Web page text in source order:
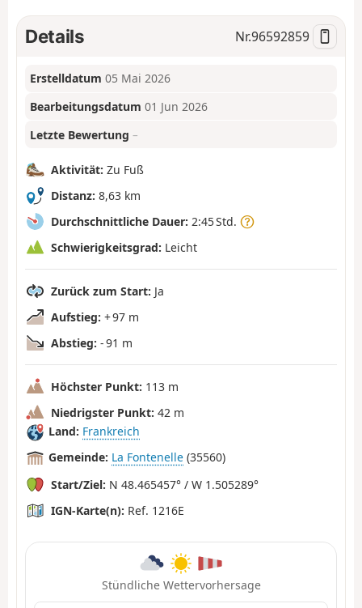
Details Nr.96592859
Erstelldatum 05 Mai 2026
Bearbeitungsdatum 01 Jun 2026
Letzte Bewertung –
Aktivität: Zu Fuß
Distanz: 8,63 km
Durchschnittliche Dauer: 2:45 Std.
Schwierigkeitsgrad: Leicht
Zurück zum Start: Ja
Aufstieg: + 97 m
Abstieg: - 91 m
Höchster Punkt: 113 m
Niedrigster Punkt: 42 m
Land: Frankreich
Gemeinde: La Fontenelle (35560)
Start/Ziel: N 48.465457° / W 1.505289°
IGN-Karte(n): Ref. 1216E
Stündliche Wettervorhersage